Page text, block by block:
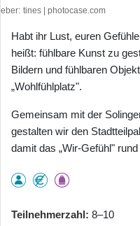
tines | photocase.com
Habt ihr Lust, euren
heißt: fühlbare Kunst zu
Bildern und fühlbaren
„Wohlfühlplatz".
Gemeinsam mit der
gestalten wir den
damit das „Wir-Gefühl"
Teilnehmerzahl 8–10